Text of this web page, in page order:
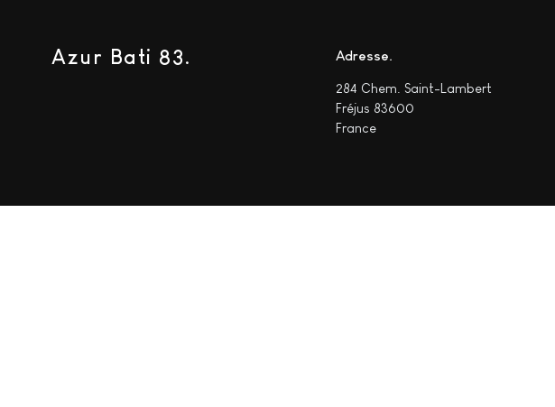
Azur Bati 83. Adresse
284 Chem. Saint-Lambert
Fréjus 83600
France